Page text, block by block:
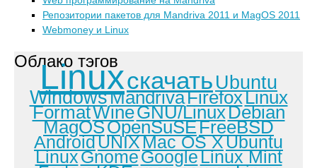
Репозитории пакетов для Mandriva 2011 и MagOS 2011
Webmoney и Linux
Облако тэгов
Linuxскачать Ubuntu
WindowsMandrivaFirefoxLinux
FormatWineGNU/LinuxDebian
MagOSOpenSuSEFreeBSD
AndroidUNIXMac OS XUbuntu
LinuxGnomeGoogleLinux Mint